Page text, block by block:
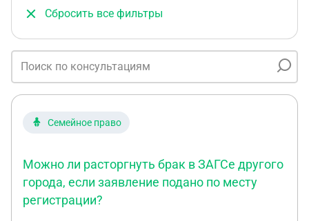
Сбросить все фильтры
Семейное право
Можно ли расторгнуть брак в ЗАГСе другого
города, если заявление подано по месту
регистрации?